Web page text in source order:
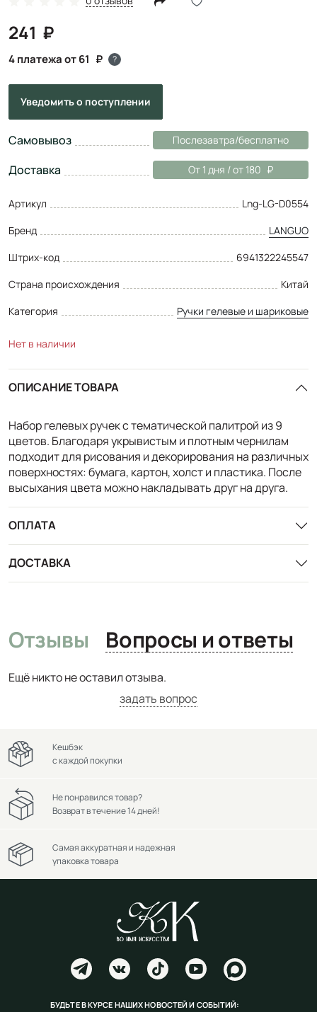
241
4 платежа от 61 ?
Уведомитьо поступлении
Самовывоз Послезавтра/бесплатно
Доставка От 1 дня / от 180
Артикул
Lng-LG-D0554
Бренд
LANGUO
Штрих-код
6941322245547
Страна происхождения
Китай
Категория
Ручки гелевые и шариковые
Нет в наличии
ОПИСАНИЕ ТОВАРА
Набор гелевых ручек с тематической палитрой из 9
цветов. Благодаря укрывистым и плотным чернилам
подходит для рисования и декорирования на различных
поверхностях: бумага, картон, холст и пластика. После
высыхания цвета можно накладывать друг на друга.
ОПЛАТА
ДОСТАВКА
Отзывы Вопросы и ответы
Ещё никто не оставил отзыва.
задать вопрос
Кешбэк
с каждой покупки
Не понравился товар?
Возврат в течение 14 дней!
Самая аккуратная и надежная
упаковка товара
БУДЬТЕ В КУРСЕ НАШИХ НОВОСТЕЙ И СОБЫТИЙ: